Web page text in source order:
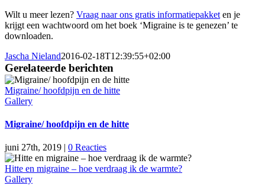
Wilt u meer lezen? Vraag naar ons gratis informatiepakket en je
krijgt een wachtwoord om het boek ‘Migraine is te genezen’ te
downloaden.
Jascha Nieland2016-02-18T12:39:55+02:00
Gerelateerde berichten
Migraine/ hoofdpijn en de hitte
Gallery
Migraine/ hoofdpijn en de hitte
juni 27th, 2019 | 0 Reacties
Hitte en migraine – hoe verdraag ik de warmte?
Gallery